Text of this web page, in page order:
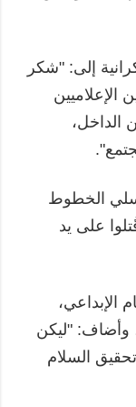
إلى: "شكر
الداخل،
الخطوط
على يد
الإبداعي،
وأضاف: "ليكن
السلام